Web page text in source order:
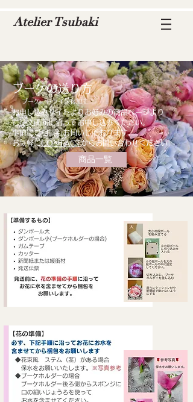
Atelier Tsubaki
お申し込みサイトよりお好みの商品ページより
​ご注文画面に沿ってお申し込みください。
事前にご相談もお伺いしております。
お気軽にCONTACTからお問い合わせください
商品一覧
ブーケ ドライ保存加工
ブーケの送り方